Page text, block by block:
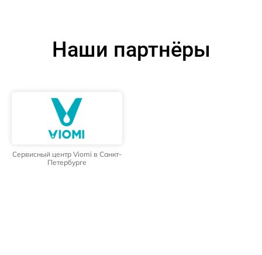
Наши партнёры
Сервисный центр Viomi в Санкт-
Петербурге